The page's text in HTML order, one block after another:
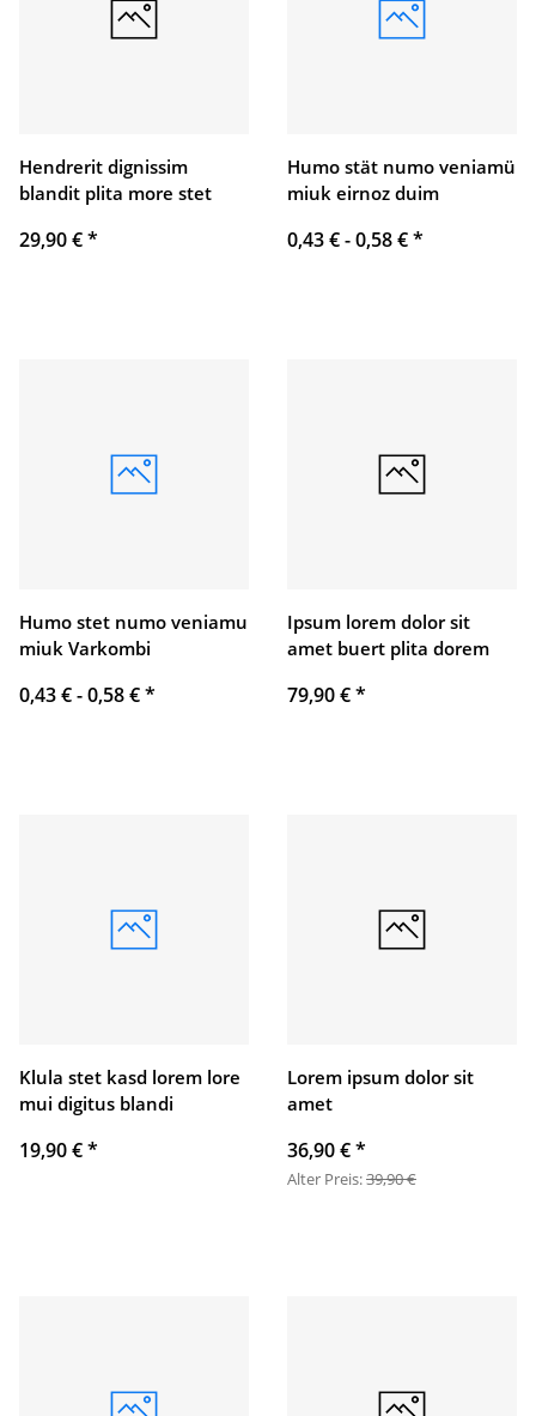
Hendrerit dignissim
blandit plita more stet
29,90 €*
Humo stät numo veniamü
miuk eirnoz duim
0,43 € -0,58 €*
Humo stet numo veniamu
miuk Varkombi
0,43 € -0,58 €*
Ipsum lorem dolor sit
amet buert plita dorem
79,90 €*
Klula stet kasd lorem lore
mui digitus blandi
19,90 €*
Lorem ipsum dolor sit
amet
36,90 €*
Alter Preis:39,90 €